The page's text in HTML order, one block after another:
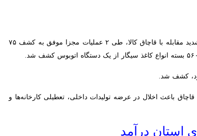
میلیون ریال برآورد کرد و یادآور شد: قاچاق باعث اخلال در عرضه تولیدات داخلی، تعطیلی کارخانه‌ها و افزایش
منصوب شد. این کمیته با هدف ارتقای شاخص‌های بهره‌وری در